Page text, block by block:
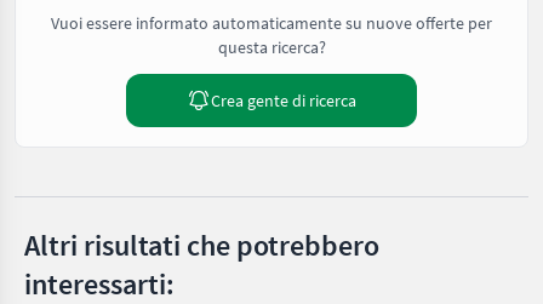
Vuoi essere informato automaticamente su nuove offerte per
questa ricerca?
Crea gente di ricerca
Altri risultati che potrebbero
interessarti: